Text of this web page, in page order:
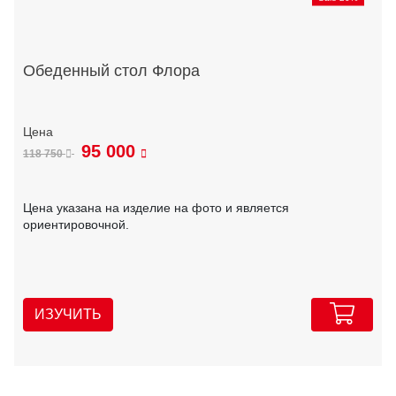
Обеденный стол Флора
118 750 95 000
Цена указана на изделие на фото и является
ориентировочной.
ИЗУЧИТЬ